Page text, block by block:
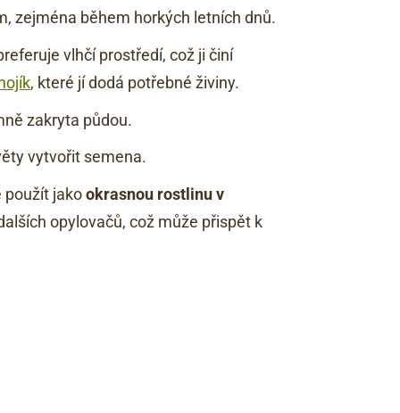
zejména během horkých letních dnů.
vlhčí prostředí, což ji činí
, které jí dodá potřebné živiny.
zakryta půdou.
vytvořit semena.
použít jakookrasnou rostlinu v
opylovačů, což může přispět k